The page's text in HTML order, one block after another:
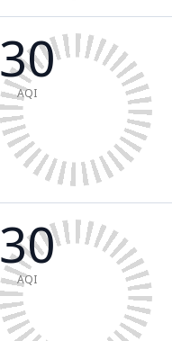
30
AQI
30
AQI